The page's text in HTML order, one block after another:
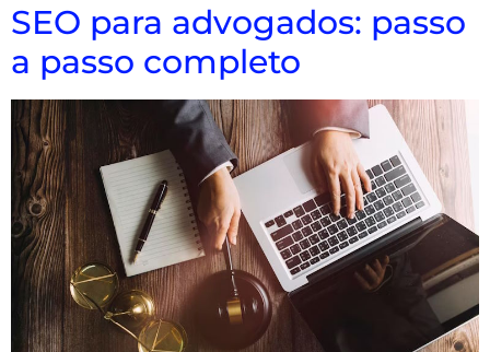
SEO para advogados: passo
a passo completo